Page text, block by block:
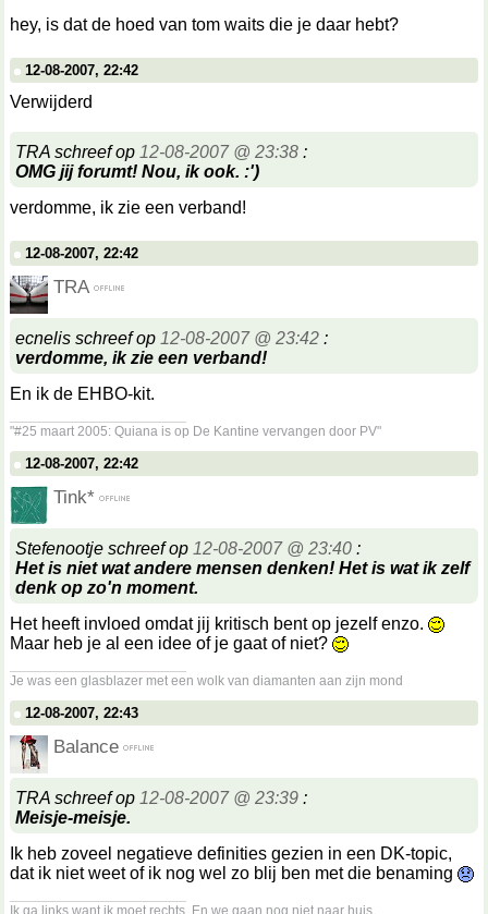
hey, is dat de hoed van tom waits die je daar hebt?
12-08-2007, 22:42
Verwijderd
TRA schreef op 12-08-2007 @ 23:38 :
OMG jij forumt! Nou, ik ook. :')
verdomme, ik zie een verband!
12-08-2007, 22:42
TRA
ecnelis schreef op 12-08-2007 @ 23:42 :
verdomme, ik zie een verband!
En ik de EHBO-kit.
"#25 maart 2005: Quiana is op De Kantine vervangen door PV"
12-08-2007, 22:42
Tink*
Stefenootje schreef op 12-08-2007 @ 23:40 :
Het is niet wat andere mensen denken! Het is wat ik zelf
denk op zo'n moment.
Het heeft invloed omdat jij kritisch bent op jezelf enzo.
Maar heb je al een idee of je gaat of niet?
Je was een glasblazer met een wolk van diamanten aan zijn mond
12-08-2007, 22:43
Balance
TRA schreef op 12-08-2007 @ 23:39 :
Meisje-meisje.
Ik heb zoveel negatieve definities gezien in een DK-topic,
dat ik niet weet of ik nog wel zo blij ben met die benaming
Ik ga links want ik moet rechts. En we gaan nog niet naar huis.